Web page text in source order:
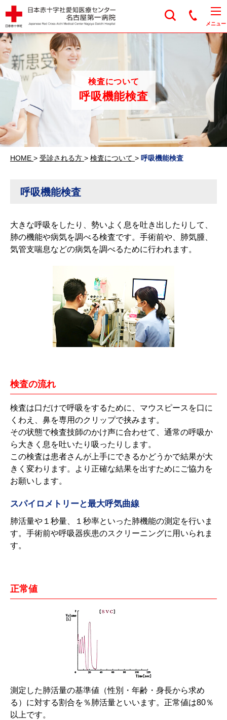
メニュー
検査について
呼吸機能検査
HOME > 受診される方 > 検査について > 呼吸機能検査
呼吸機能検査
大きな呼吸をしたり、勢いよく息を吐き出したりして、
肺の機能や病気を調べる検査です。手術前や、肺気腫、
気管支喘息などの病気を調べるために行われます。
検査の流れ
検査は口だけで呼吸をするために、マウスピースを口に
くわえ、鼻を専用のクリップで挟みます。
その状態で検査技師のかけ声に合わせて、通常の呼吸か
ら大きく息を吐いたり吸ったりします。
この検査は患者さんが上手にできるかどうかで結果が大
きく変わります。より正確な結果を出すためにご協力を
お願いします。
スパイロメトリーと最大呼気曲線
肺活量や１秒量、１秒率といった肺機能の測定を行いま
す。手術前や呼吸器疾患のスクリーニングに用いられま
す。
正常値
測定した肺活量の基準値（性別・年齢・身長から求め
る）に対する割合を％肺活量といいます。正常値は80％
以上です。